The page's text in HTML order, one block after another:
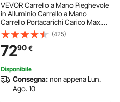
VEVOR Carrello a Mano Pieghevole
in Alluminio Carrello a Mano
Carrello Portacarichi Carico Max.
136kg, Carrello a Mano Pieghevole
in Carrello con Piattaforma Ruote
per Trasporto di Merci da
Magazzino
(425)
7290€
Disponibile
Consegna:non appena Lun.
Ago. 10